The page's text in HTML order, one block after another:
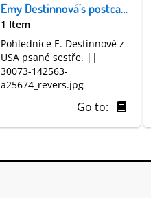
Emy Destinnová’s postcards || Pohlednice Emy Destinnové
1 Item
Pohlednice E. Destinnové z
USA psané sestře. ||
30073-142563-
a25674_revers.jpg
Go to: